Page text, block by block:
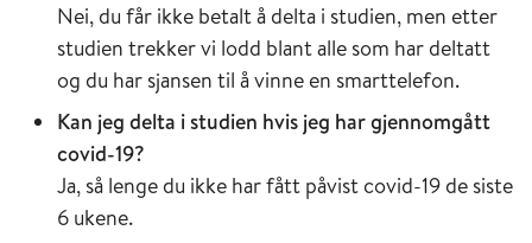
Nei, du får ikke betalt å delta i studien, men etter
studien trekker vi lodd blant alle som har deltatt
og du har sjansen til å vinne en smarttelefon.
Kan jeg delta i studien hvis jeg har gjennomgått
covid-19?
Ja, så lenge du ikke har fått påvist covid-19 de siste
6 ukene.